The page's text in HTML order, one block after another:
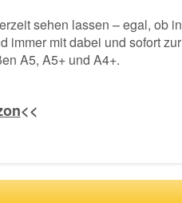
sehen lassen – egal, ob in
immer mit dabei und sofort zur
A5, A5+ und A4+.
<<